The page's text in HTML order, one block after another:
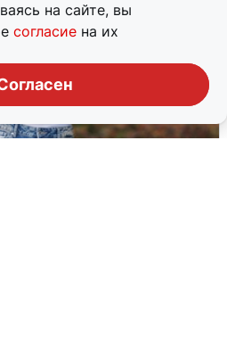
на сайте, вы
согласие на их